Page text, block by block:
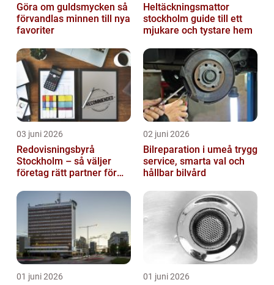
Göra om guldsmycken så
förvandlas minnen till nya
favoriter
Heltäckningsmattor
stockholm guide till ett
mjukare och tystare hem
03 juni 2026
Redovisningsbyrå
Stockholm – så väljer
företag rätt partner för
02 juni 2026
Bilreparation i umeå trygg
service, smarta val och
hållbar bilvård
01 juni 2026 01 juni 2026